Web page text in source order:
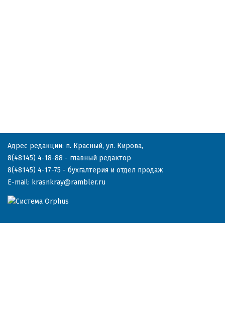
Адрес редакции: п. Красный, ул. Кирова,
8(48145) 4-18-88 - главный редактор
8(48145) 4-17-75 - бухгалтерия и отдел продаж
E-mail: krasnkray@rambler.ru